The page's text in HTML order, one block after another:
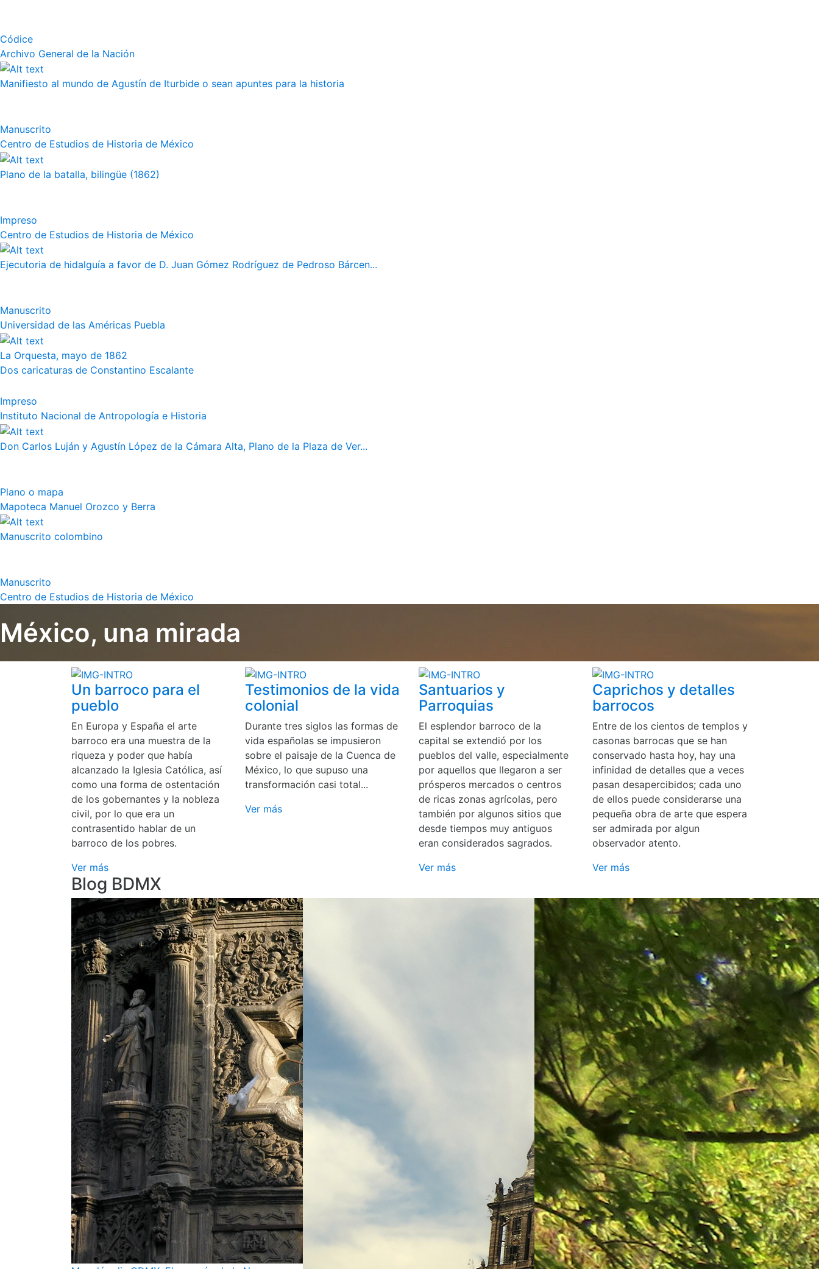
Códice
Archivo General de la Nación
Manifiesto al mundo de Agustín de Iturbide o sean apuntes para la historia
Manuscrito
Centro de Estudios de Historia de México
Plano de la batalla, bilingüe (1862)
Impreso
Centro de Estudios de Historia de México
Ejecutoria de hidalguía a favor de D. Juan Gómez Rodríguez de Pedroso Bárcen...
Manuscrito
Universidad de las Américas Puebla
La Orquesta, mayo de 1862
Dos caricaturas de Constantino Escalante
Impreso
Instituto Nacional de Antropología e Historia
Don Carlos Luján y Agustín López de la Cámara Alta, Plano de la Plaza de Ver...
Plano o mapa
Mapoteca Manuel Orozco y Berra
Manuscrito colombino
Manuscrito
Centro de Estudios de Historia de México
México, una mirada
Un barroco para el
pueblo
En Europa y España el arte
barroco era una muestra de la
riqueza y poder que había
alcanzado la Iglesia Católica, así
como una forma de ostentación
de los gobernantes y la nobleza
civil, por lo que era un
contrasentido hablar de un
barroco de los pobres.
Ver más
Testimonios de la vida
colonial
Durante tres siglos las formas de
vida españolas se impusieron
sobre el paisaje de la Cuenca de
México, lo que supuso una
transformación casi total...
Ver más
Santuarios y
Parroquias
El esplendor barroco de la
capital se extendió por los
pueblos del valle, especialmente
por aquellos que llegaron a ser
prósperos mercados o centros
de ricas zonas agrícolas, pero
también por algunos sitios que
desde tiempos muy antiguos
eran considerados sagrados.
Ver más
Caprichos y detalles
barrocos
Entre de los cientos de templos y
casonas barrocas que se han
conservado hasta hoy, hay una
infinidad de detalles que a veces
pasan desapercibidos; cada uno
de ellos puede considerarse una
pequeña obra de arte que espera
ser admirada por algun
observador atento.
Ver más
Blog BDMX